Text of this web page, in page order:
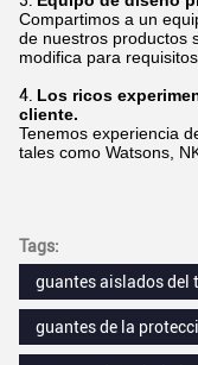
Compartimos a un
de nuestros productos
modifica para
4. Los ricos
cliente.
Tenemos experiencia
tales como Watsons,
Tags:
guantes aislados del
guantes de la